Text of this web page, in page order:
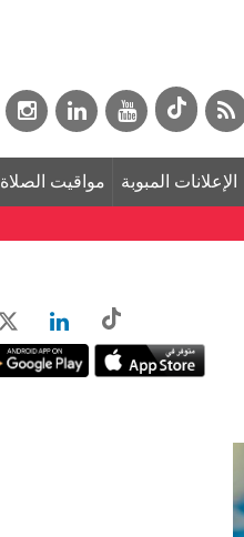
الإعلانات المبوبة مواقيت الصلاة